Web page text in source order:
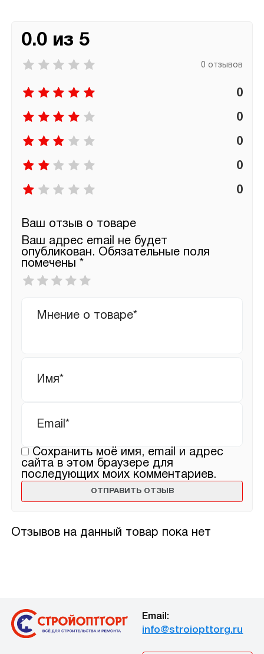
Отзывов на данный товар пока нет
0.0 из 5
0 отзывов
0
0
0
0
0
Ваш отзыв о товаре
Ваш адрес email не будет
опубликован. Обязательные поля
помечены *
Ваша
оценка
отзыв
Сохранить моё имя, email и адрес
сайта в этом браузере для
последующих моих комментариев.
Email:
info@stroiopttorg.ru